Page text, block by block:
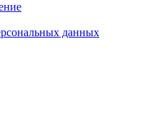
данных